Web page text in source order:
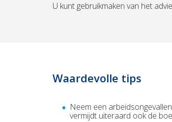
U kunt gebruikmaken van het
Waardevolle tips
Neem een
vermijdt uiteraard ook de